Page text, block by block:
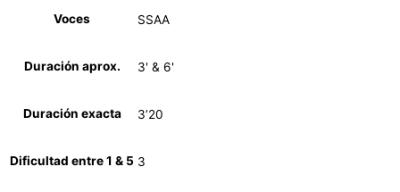
Voces SSAA
Duración aprox. 3' & 6'
Duración exacta 3’20
Dificultad entre 1 & 5 3